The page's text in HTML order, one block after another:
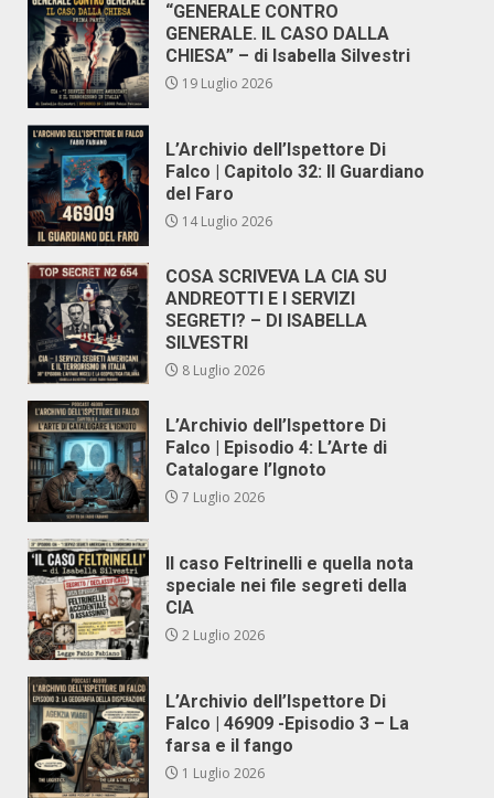
“GENERALE CONTRO
GENERALE. IL CASO DALLA
CHIESA” – di Isabella Silvestri
19 Luglio 2026
L’Archivio dell’Ispettore Di
Falco | Capitolo 32: Il Guardiano
del Faro
14 Luglio 2026
COSA SCRIVEVA LA CIA SU
ANDREOTTI E I SERVIZI
SEGRETI? – DI ISABELLA
SILVESTRI
8 Luglio 2026
L’Archivio dell’Ispettore Di
Falco | Episodio 4: L’Arte di
Catalogare l’Ignoto
7 Luglio 2026
Il caso Feltrinelli e quella nota
speciale nei file segreti della
CIA
2 Luglio 2026
L’Archivio dell’Ispettore Di
Falco | 46909 -Episodio 3 – La
farsa e il fango
1 Luglio 2026